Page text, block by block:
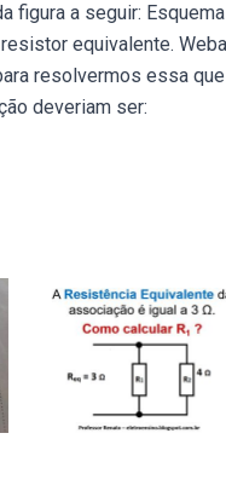
figura a seguir: Esquema
equivalente. Weba
resolvermos essa
deveriam ser: